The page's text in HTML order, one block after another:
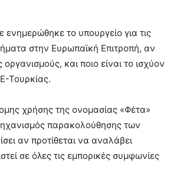
το υπουργείο για τις
στην Ευρωπαϊκή Επιτροπή, αν
και ποιο είναι το ισχύον
Τουρκίας.
χρήσης της ονομασίας «Φέτα»
παρακολούθησης των
αν προτίθεται να αναλάβει
σε όλες τις εμπορικές συμφωνίες